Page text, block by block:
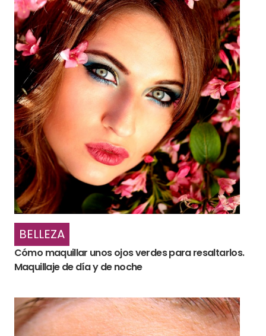
BELLEZA
Cómo maquillar unos ojos verdes para resaltarlos.
Maquillaje de día y de noche